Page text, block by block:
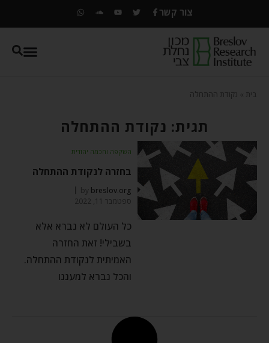
צור קשר
בית נקודת ההתחלה
תגית: נקודת ההתחלה
השקפה וחכמה יהודית
בחזרה לנקודת ההתחלה
by breslov.org
ספטמבר 11, 2022
כל העולם לא נברא אלא
בשבילי! זאת החזרה
האמיתית לנקודת ההתחלה.
והכל נברא למעננו